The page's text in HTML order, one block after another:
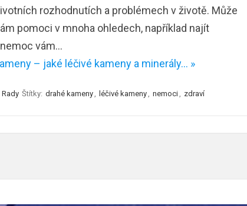
rozhodnutích a problémech v životě. Může
pomoci v mnoha ohledech, například najít
vám…
– jaké léčivé kameny a minerály… »
Rady Štítky: drahé kameny, léčivé kameny, nemoci, zdraví